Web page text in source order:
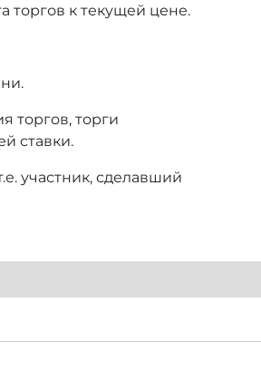
торгов к текущей цене.
торгов, торги
ставки.
участник, сделавший